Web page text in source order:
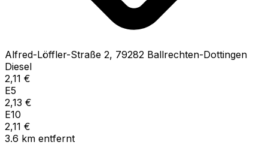
Alfred-Löffler-Straße 2, 79282 Ballrechten-Dottingen
Diesel
2,11 €
E5
2,13 €
E10
2,11 €
3.6 km entfernt